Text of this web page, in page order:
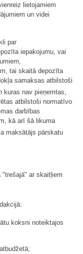
lietojamiem
un videi
par
iepakojumu, vai
tai skaitā depozīta
samaksas atbilstoši
kuras nav pieņemtas,
atbilstoši normatīvo
darbības
kā arī šā likuma
maksātājs pārskatu
"trešajā" ar skaitļiem
koksni noteiktajos